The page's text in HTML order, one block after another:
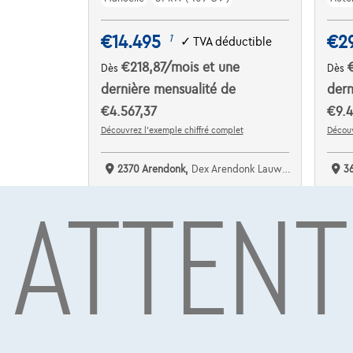
€14.495 1 ✓ TVA déductible
Dès €218,87/mois et une
dernière mensualité de
€4.567,37
Découvrez l’exemple chiffré complet
2370 Arendonk, Dex Arendonk Lauwers Cars bv
Voir le véhicule
Dès